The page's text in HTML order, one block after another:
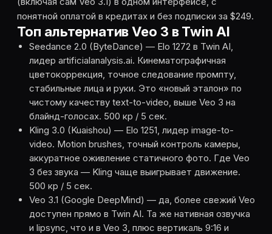
понятной оплатой в кредитах и без подписки за $249.
Топ альтернатив Veo 3 в Twin AI
Seedance 2.0 (ByteDance) — Elo 1272 в Twin AI,
лидер artificialanalysis.ai. Кинематографичная
цветокоррекция, точное следование промпту,
стабильные лица и руки. Это «новый эталон» по
чистому качеству text-to-video, выше Veo 3 на
блайнд-голосах. 500 кр / 5 сек.
Kling 3.0 (Kuaishou) — Elo 1251, лидер image-to-
video. Motion brushes, точный контроль камеры,
аккуратное оживление статичного фото. Где Veo
3 без звука — Kling чаще выигрывает движение.
500 кр / 5 сек.
Veo 3.1 (Google DeepMind) — да, более свежий Veo
доступен прямо в Twin AI. Та же нативная озвучка
и lipsync, что и в Veo 3, плюс вертикаль 9:16 и